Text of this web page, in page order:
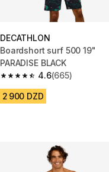
DECATHLON
Boardshort surf 500 19"
PARADISE BLACK
4.6
4.6 out of 5 stars from
(665)
2 900 DZD